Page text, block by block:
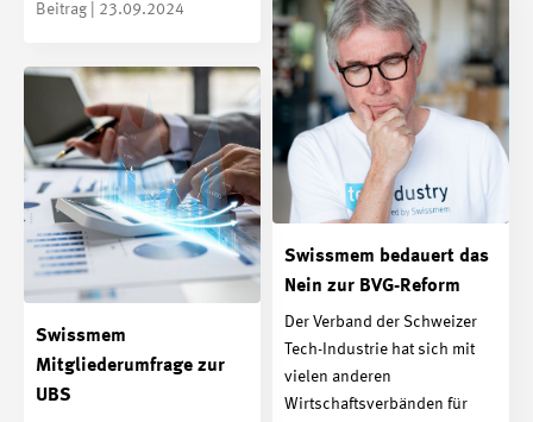
Beitrag | 23.09.2024
Swissmem bedauert das
Nein zur BVG-Reform
Der Verband der Schweizer
Tech-Industrie hat sich mit
vielen anderen
Wirtschaftsverbänden für
Swissmem
Mitgliederumfrage zur
UBS